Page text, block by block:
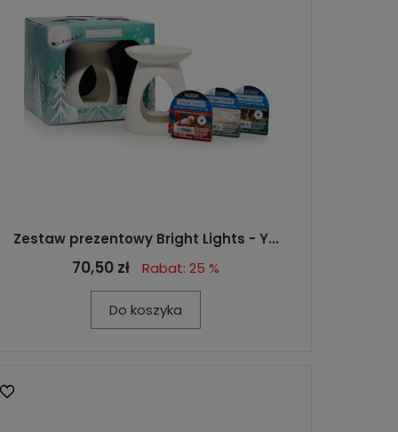
Zestaw prezentowy Bright Lights - Y...
70,50 zł Rabat: 25 %
Do koszyka